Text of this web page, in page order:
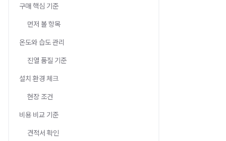
구매 핵심 기준
먼저 볼 항목
온도와 습도 관리
진열 품질 기준
설치 환경 체크
현장 조건
비용 비교 기준
견적서 확인